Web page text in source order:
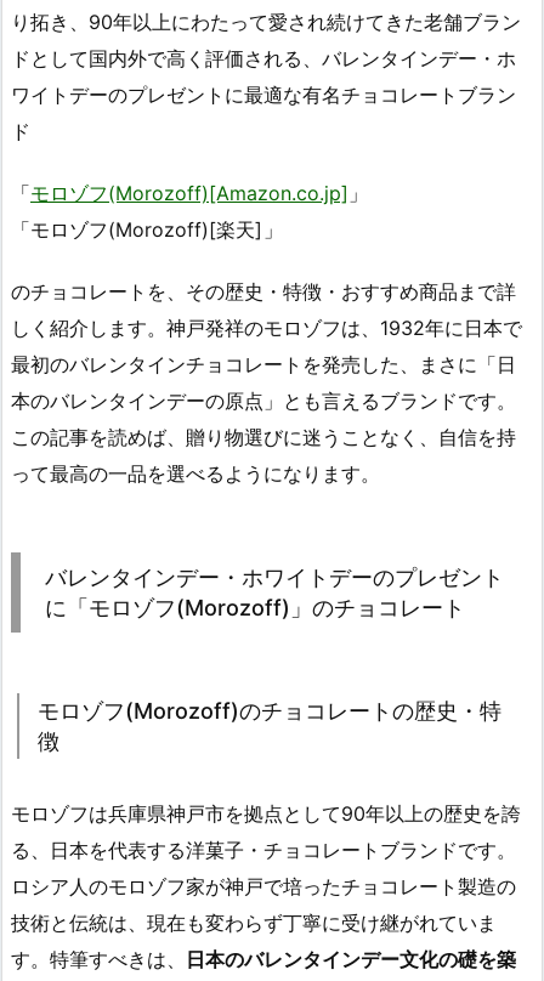
り拓き、90年以上にわたって愛され続けてきた老舗ブラン
ドとして国内外で高く評価される、バレンタインデー・ホ
ワイトデーのプレゼントに最適な有名チョコレートブラン
ド
「モロゾフ(Morozoff)[Amazon.co.jp] 」
「モロゾフ(Morozoff)[楽天] 」
のチョコレートを、その歴史・特徴・おすすめ商品まで詳
しく紹介します。神戸発祥のモロゾフは、1932年に日本で
最初のバレンタインチョコレートを発売した、まさに「日
本のバレンタインデーの原点」とも言えるブランドです。
この記事を読めば、贈り物選びに迷うことなく、自信を持
って最高の一品を選べるようになります。
バレンタインデー・ホワイトデーのプレゼント
に「モロゾフ(Morozoff)」のチョコレート
モロゾフ(Morozoff)のチョコレートの歴史・特
徴
モロゾフは兵庫県神戸市を拠点として90年以上の歴史を誇
る、日本を代表する洋菓子・チョコレートブランドです。
ロシア人のモロゾフ家が神戸で培ったチョコレート製造の
技術と伝統は、現在も変わらず丁寧に受け継がれていま
す。特筆すべきは、 日本のバレンタインデー文化の礎を築